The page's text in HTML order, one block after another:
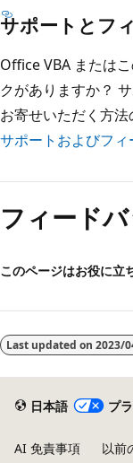
サポートとフ
Office VBA または
クがありますか？
お寄せいただく方法
サポートおよびフィ
み
取
モ
ド
が
フィード
このページはお役に立
Last updated on 2023/
日本語 プ
AI 免責事項 以前